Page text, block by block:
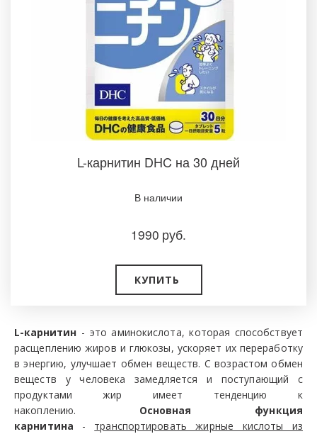
L-карнитин DHC на 30 дней
В наличии
1990 руб.
КУПИТЬ
L-карнитин - это аминокислота, которая способствует
расщеплению жиров и глюкозы, ускоряет их переработку
в энергию, улучшает обмен веществ. С возрастом обмен
веществ у человека замедляется и поступающий с
продуктами жир имеет тенденцию к
накоплению. Основная функция
карнитина - транспортировать жирные кислоты из